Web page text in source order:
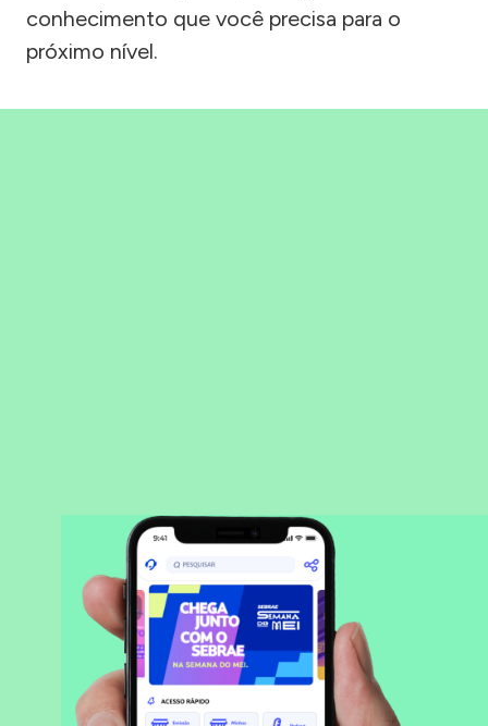
conhecimento que você precisa para o
próximo nível.